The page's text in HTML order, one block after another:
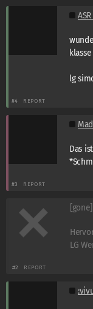
lg
#4 REPORT
Das
#3 REPORT
LG
#2 REPORT